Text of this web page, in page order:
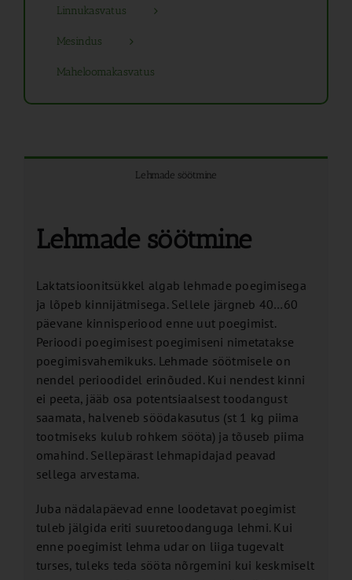
Linnukasvatus
Mesindus
Maheloomakasvatus
Lehmade söötmine
Lehmade söötmine
Laktatsioonitsükkel algab lehmade poegimisega
ja lõpeb kinnijätmisega. Sellele järgneb 40…60
päevane kinnisperiood enne uut poegimist.
Perioodi poegimisest poegimiseni nimetatakse
poegimisvahemikuks. Lehmade söötmisele on
nendel perioodidel erinõuded. Kui nendest kinni
ei peeta, jääb osa potentsiaalsest toodangust
saamata, halveneb söödakasutus (st 1 kg piima
tootmiseks kulub rohkem sööta) ja tõuseb piima
omahind. Sellepärast lehmapidajad peavad
sellega arvestama.
Juba nädalapäevad enne loodetavat poegimist
tuleb jälgida eriti suuretoodanguga lehmi. Kui
enne poegimist lehma udar on liiga tugevalt
turses, tuleks teda sööta nõrgemini kui keskmiselt